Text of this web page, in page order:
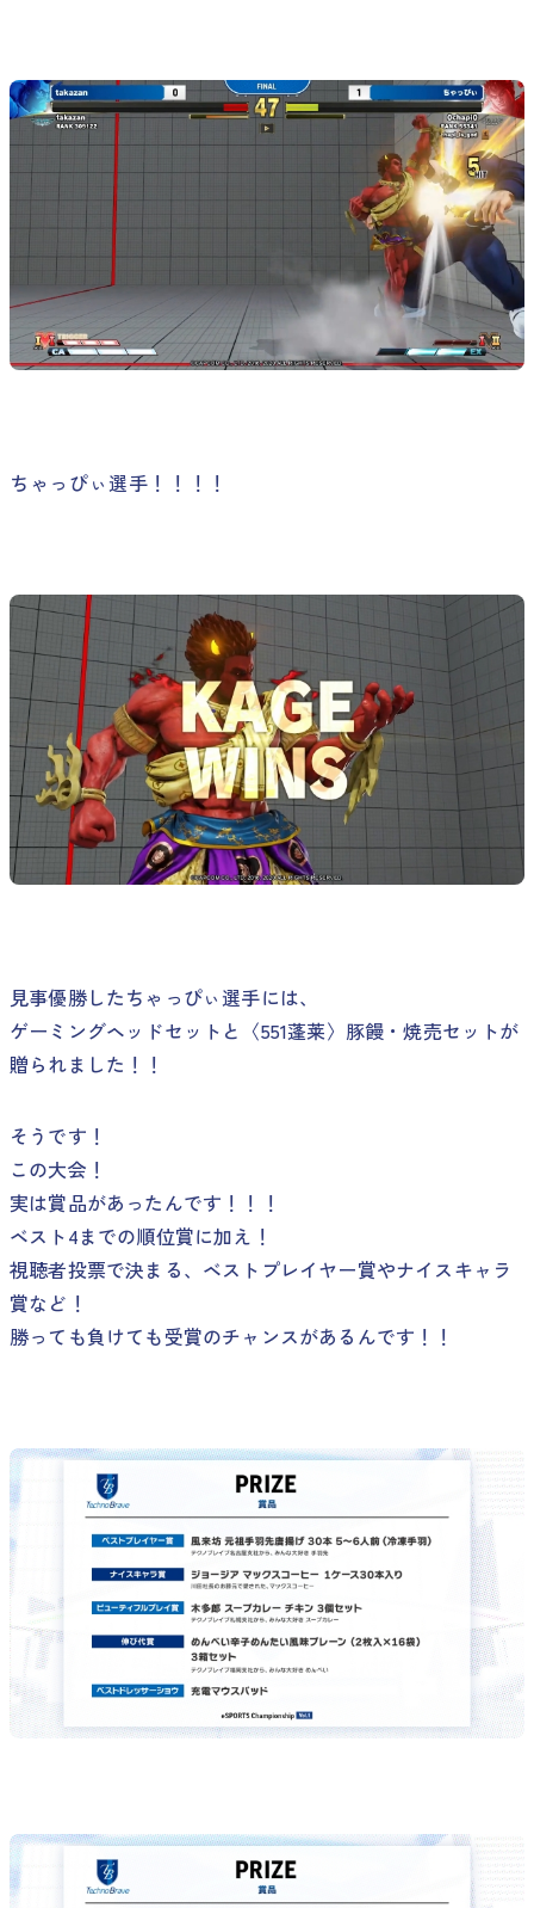
ちゃっぴぃ選手！！！！
見事優勝したちゃっぴぃ選手には、
ゲーミングヘッドセットと〈551蓬莱〉豚饅・焼売セットが
贈られました！！
そうです！
この大会！
実は賞品があったんです！！！
ベスト4までの順位賞に加え！
視聴者投票で決まる、ベストプレイヤー賞やナイスキャラ
賞など！
勝っても負けても受賞のチャンスがあるんです！！